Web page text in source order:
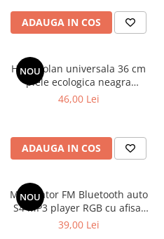
Covorase AUDI
Covorase BMW
Covorase CHEVROLET
Covorase CITROEN
Covorase DACIA
Covorase FIAT
Covorase HONDA
Covorase HYUNDAI
Covorase ISUZU
ADAUGA IN COS
NOU
Husa volan universala 36 cm
piele ecologica neagra
perforata
46,00 Lei
ADAUGA IN COS
NOU
Modulator FM Bluetooth auto
S4 MP3 player RGB cu afisaj
digital 12-24V USB handsfree
39,00 Lei